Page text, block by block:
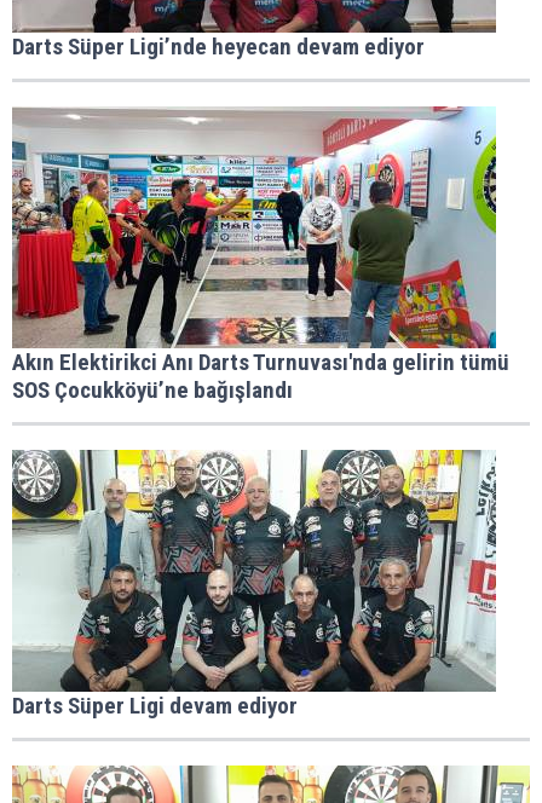
Darts Süper Ligi’nde heyecan devam ediyor
Akın Elektirikci Anı Darts Turnuvası'nda gelirin tümü
SOS Çocukköyü’ne bağışlandı
Darts Süper Ligi devam ediyor